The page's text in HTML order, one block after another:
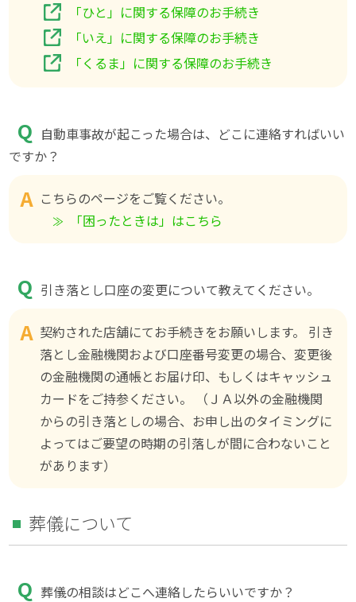
「ひと」に関する保障のお手続き
「いえ」に関する保障のお手続き
「くるま」に関する保障のお手続き
自動車事故が起こった場合は、どこに連絡すればいい
ですか？
こちらのページをご覧ください。
「困ったときは」はこちら
引き落とし口座の変更について教えてください。
契約された店舗にてお手続きをお願いします。 引き
落とし金融機関および口座番号変更の場合、変更後
の金融機関の通帳とお届け印、もしくはキャッシュ
カードをご持参ください。 （ＪＡ以外の金融機関
からの引き落としの場合、お申し出のタイミングに
よってはご要望の時期の引落しが間に合わないこと
があります）
葬儀について
葬儀の相談はどこへ連絡したらいいですか？